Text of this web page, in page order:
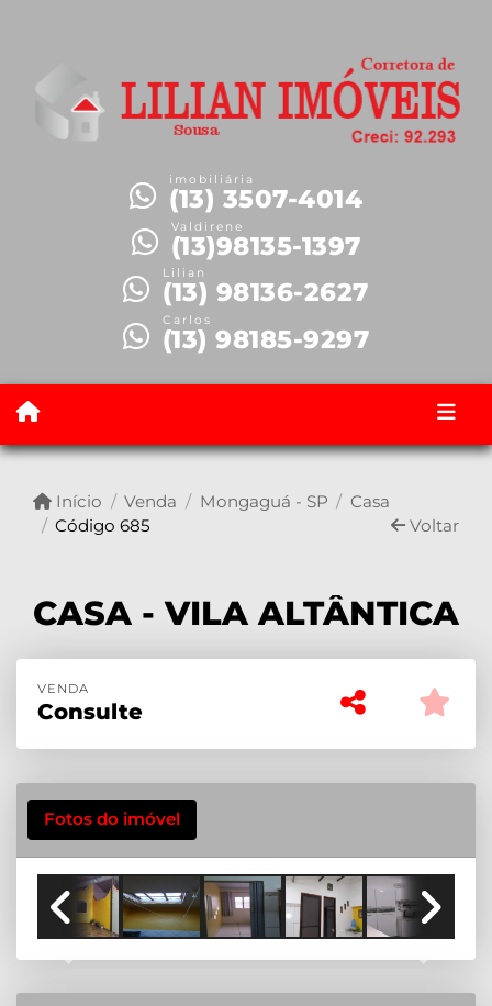
imobiliária
(13) 3507-4014
Valdirene
(13)98135-1397
Lilian
(13) 98136-2627
Carlos
(13) 98185-9297
Início Venda Mongaguá - SP
Casa
Código 685
Voltar
CASA - VILA ALTÂNTICA
VENDA
Consulte
Fotos do imóvel